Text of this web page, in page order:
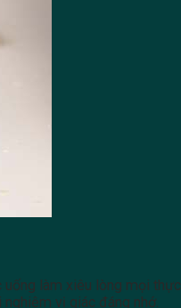
làm xiêu lòng mọi thực
vị giác đáng nhớ.